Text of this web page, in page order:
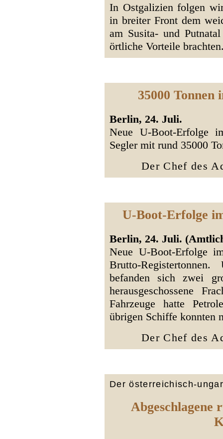
In Ostgalizien folgen
in breiter Front dem
am Susita- und
örtliche Vorteile
35000
Berlin, 24. Juli.
Neue U-Boot-Erfolge
Segler mit rund 35000
Der Chef des
U-Boot-Erfolge
Berlin, 24. Juli.
Neue U-Boot-Erfolge
Brutto-
befanden sich zwei
herausgeschossene
Fahrzeuge hatte
übrigen Schiffe konnten
Der Chef des
Der österreichisch-
Abgeschlagene